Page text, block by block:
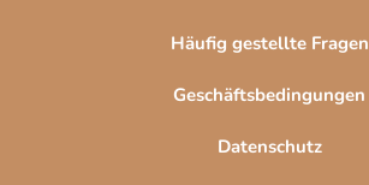
Häufig gestellte Fragen
Geschäftsbedingungen
Datenschutz